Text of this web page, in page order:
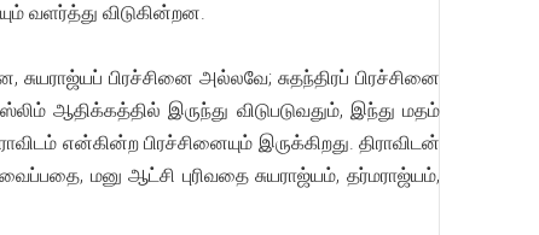
வளர்த்து விடுகின்றன.
பிரச்சினை அல்லவே; சுதந்திரப் பிரச்சினை
ஆதிக்கத்தில் இருந்து விடுபடுவதும், இந்து மதம்
என்கின்ற பிரச்சினையும் இருக்கிறது. திராவிடன்
மனு ஆட்சி புரிவதை சுயராஜ்யம், தர்மராஜ்யம்,